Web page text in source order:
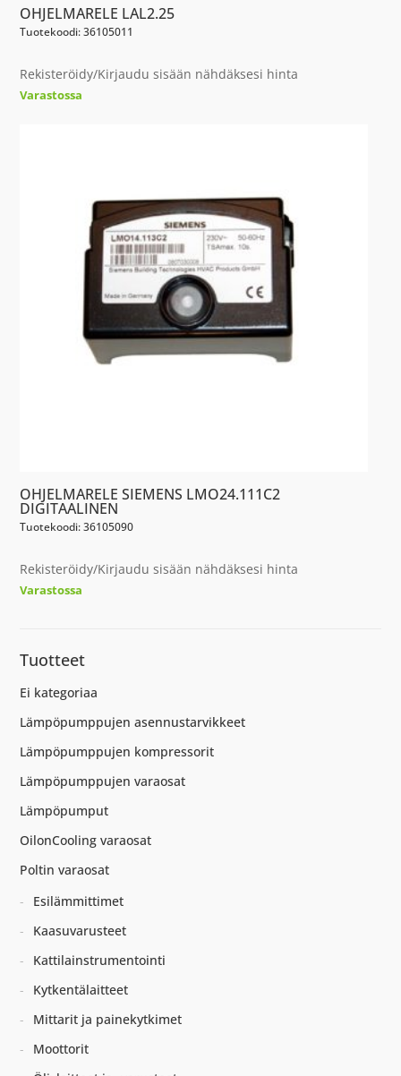
OHJELMARELE LAL2.25
Tuotekoodi: 36105011
Rekisteröidy/Kirjaudu sisään nähdäksesi hinta
Varastossa
OHJELMARELE SIEMENS LMO24.111C2
DIGITAALINEN
Tuotekoodi: 36105090
Rekisteröidy/Kirjaudu sisään nähdäksesi hinta
Varastossa
Tuotteet
Ei kategoriaa
Lämpöpumppujen asennustarvikkeet
Lämpöpumppujen kompressorit
Lämpöpumppujen varaosat
Lämpöpumput
OilonCooling varaosat
Poltin varaosat
Esilämmittimet
Kaasuvarusteet
Kattilainstrumentointi
Kytkentälaitteet
Mittarit ja painekytkimet
Moottorit